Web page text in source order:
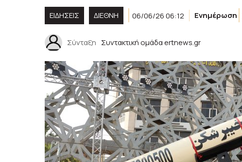
ΕΙΔΗΣΕΙΣ ΔΙΕΘΝΗ 06/06/26 06:12 Ενημέρωση
Σύνταξη Συντακτική ομάδα ertnews.gr